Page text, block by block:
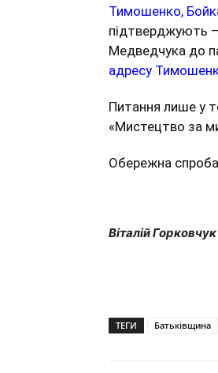
Тимошенко,
підтверджують –
Медведчука до
адресу
Питання лише у
«Мистецтво за
Обережна
Віталій Горковчук
ТЕГИ Батьківщина